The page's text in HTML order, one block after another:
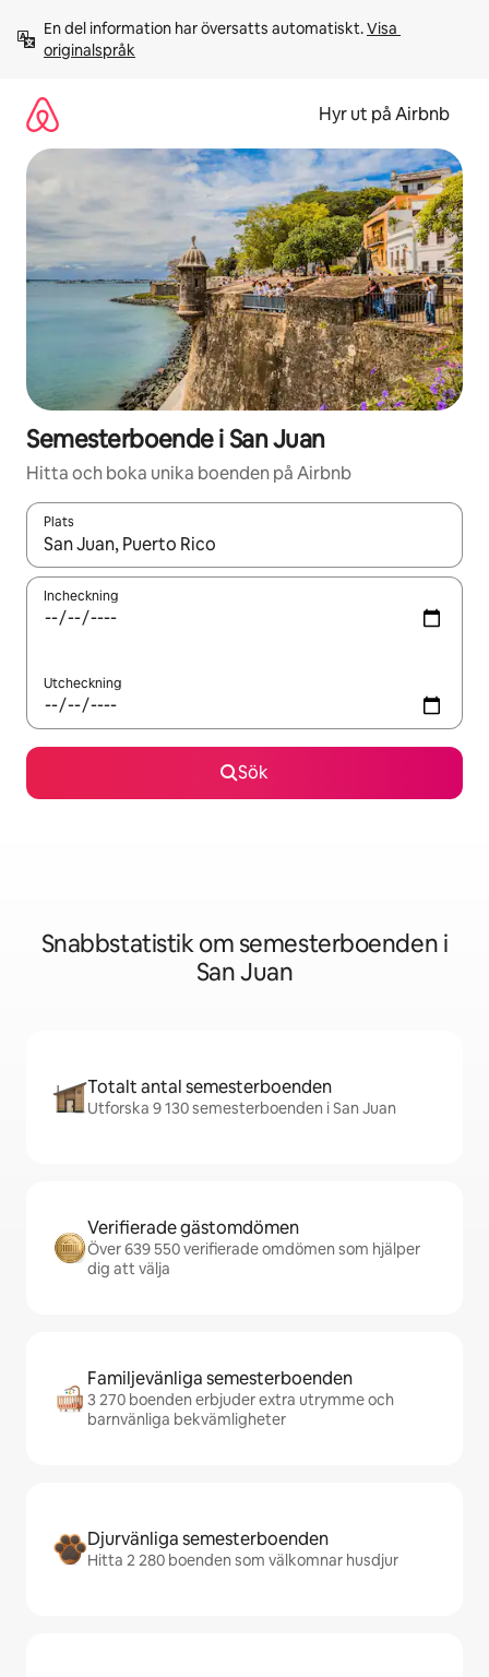
innehåll
En del information har översatts automatiskt. Visa
originalspråk
Hyr ut på Airbnb
Semesterboende i San Juan
Hitta och boka unika boenden på Airbnb
Plats
När resultaten är tillgängliga kan du navigera med upp- och
Incheckning
Utcheckning
Sök
Snabbstatistik om semesterboenden i
San Juan
Totalt antal semesterboenden
Utforska 9 130 semesterboenden i San Juan
Verifierade gästomdömen
Över 639 550 verifierade omdömen som hjälper
dig att välja
Familjevänliga semesterboenden
3 270 boenden erbjuder extra utrymme och
barnvänliga bekvämligheter
Djurvänliga semesterboenden
Hitta 2 280 boenden som välkomnar husdjur